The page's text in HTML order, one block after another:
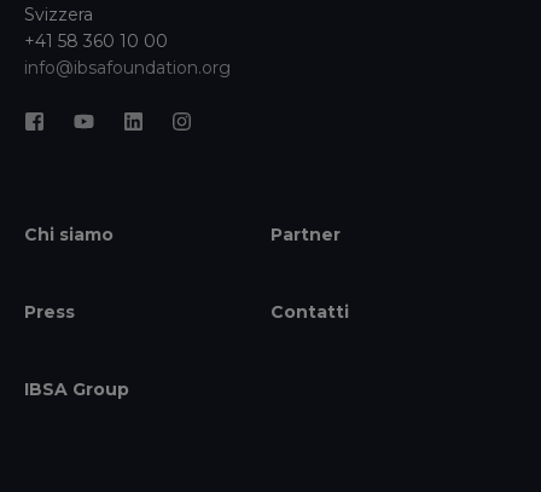
Svizzera
+41 58 360 10 00
info@ibsafoundation.org
Chi siamo Partner
Press Contatti
IBSA Group